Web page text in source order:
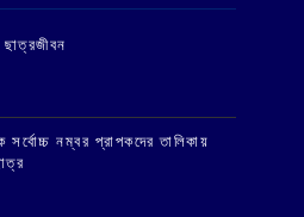
ছাত্রজীবন
সর্বোচ্চ নম্বর প্রাপকদের তালিকায়